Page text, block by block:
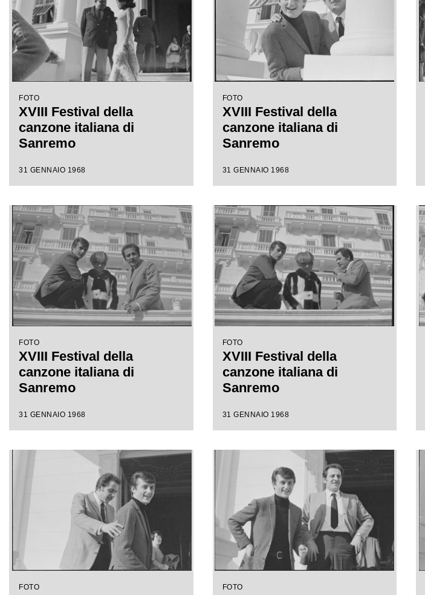
FOTO
XVIII Festival della
canzone italiana di
Sanremo
31 GENNAIO 1968
FOTO
XVIII Festival della
canzone italiana di
Sanremo
31 GENNAIO 1968
FOTO
XVIII Festival della
canzone italiana di
Sanremo
31 GENNAIO 1968
FOTO
XVIII Festival della
canzone italiana di
Sanremo
31 GENNAIO 1968
FOTO FOTO